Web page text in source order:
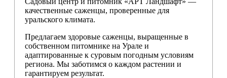
качественные саженцы, проверенные для
уральского климата.
Предлагаем здоровые саженцы, выращенные в
собственном питомнике на Урале и
адаптированные к суровым погодным условиям
региона. Мы заботимся о каждом растении и
гарантируем результат.